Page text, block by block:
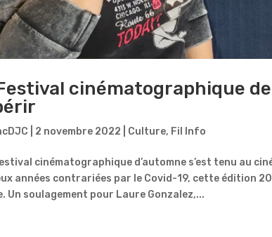
cinématographique
2 novembre 2022 Culture, Fil Info
cinématographique d’automne s’est tenu au
années contrariées par le Covid-19, cette édition
Un soulagement pour Laure Gonzalez,...